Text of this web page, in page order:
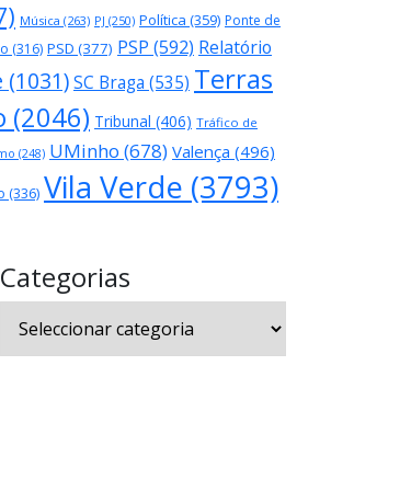
Música (263) PJ (250) Política (359) Ponte de
(316) PSD (377) PSP (592) Relatório
(1031)SC Braga (535) Terras
(2046) Tribunal (406) Tráfico de
(248) UMinho (678) Valença (496)
(336) Vila Verde (3793)
Categorias